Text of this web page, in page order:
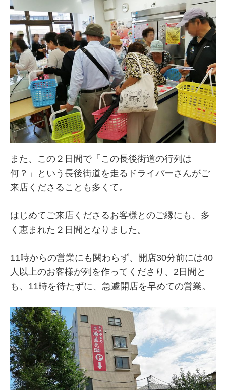
また、この２日間で「この長後街道の行列は
何？」という長後街道を走るドライバーさんがご
来店くださることも多くて。
はじめてご来店くださるお客様とのご縁にも、多
く恵まれた２日間となりました。
11時からの営業にも関わらず、開店30分前には40
人以上のお客様が列を作ってくださり、2日間と
も、11時を待たずに、急遽開店を早めての営業。